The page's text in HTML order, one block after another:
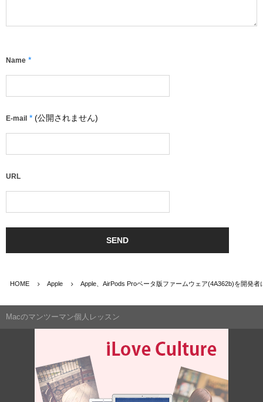
Name *
E-mail * (公開されません)
URL
HOME Apple Apple、AirPods Proベータ版ファームウェア(4A362b)を開発者
Macのマンツーマン個人レッスン